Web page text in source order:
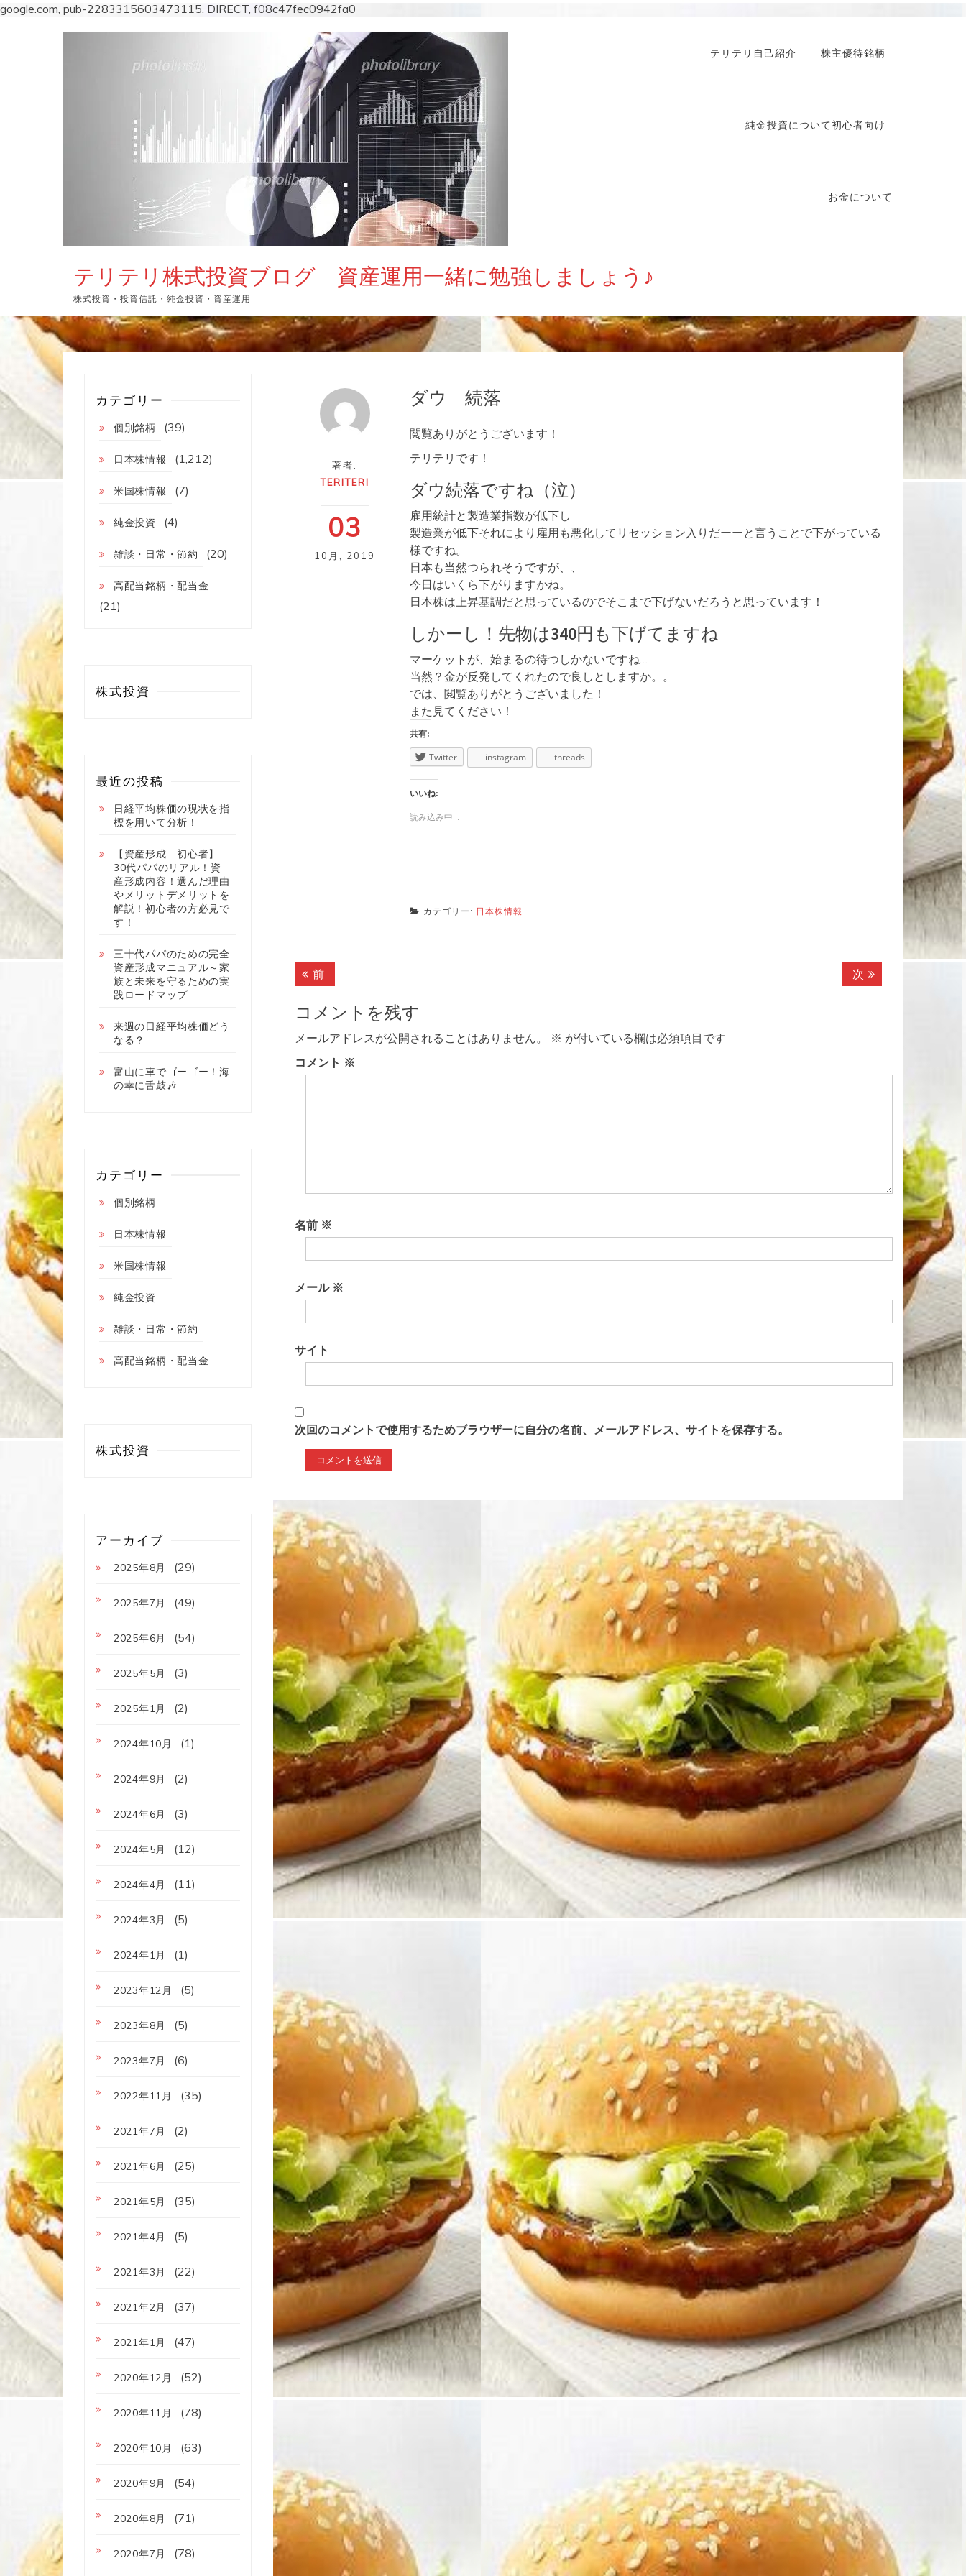
google.com, pub-2283315603473115, DIRECT, f08c47fec0942fa0
テリテリ株式投資ブログ 資産運用一緒に勉強しましょう♪
株式投資・投資信託・純金投資・資産運用
テリテリ自己紹介 株主優待銘柄
純金投資について初心者向け
お金について
著者:
TERITERI
03
10月 2019
ダウ 続落
閲覧ありがとうございます！
テリテリです！
ダウ続落ですね（泣）
雇用統計と製造業指数が低下し
製造業が低下それにより雇用も悪化してリセッション入りだーーと言うことで下がっている
様ですね。
日本も当然つられそうですが、、
今日はいくら下がりますかね。
日本株は上昇基調だと思っているのでそこまで下げないだろうと思っています！
しかーし！先物は340円も下げてますね
マーケットが、始まるの待つしかないですね…
当然？金が反発してくれたので良しとしますか。。
では、閲覧ありがとうございました！
また見てください！
共有:
Twitter instagram threads
いいね:
読み込み中...
カテゴリー: 日本株情報
投
ナ
ビ
ゲ
前前
の
記
次 次
の
コメントを残す
メールアドレスが公開されることはありません。 ※ が付いている欄は必須項目です
コメント ※
名前 ※
メール ※
サイト
次回のコメントで使用するためブラウザーに自分の名前、メールアドレス、サイトを保存する。
カテゴリー
個別銘柄 (39)
日本株情報 (1,212)
米国株情報 (7)
純金投資 (4)
雑談・日常・節約 (20)
高配当銘柄・配当金
(21)
株式投資
最近の投稿
日経平均株価の現状を指
標を用いて分析！
【資産形成 初心者】
30代パパのリアル！資
産形成内容！選んだ理由
やメリットデメリットを
解説！初心者の方必見で
す！
三十代パパのための完全
資産形成マニュアル～家
族と未来を守るための実
践ロードマップ
来週の日経平均株価どう
なる？
富山に車でゴーゴー！海
の幸に舌鼓🎶
カテゴリー
個別銘柄
日本株情報
米国株情報
純金投資
雑談・日常・節約
高配当銘柄・配当金
株式投資
アーカイブ
2025年8月 (29)
2025年7月 (49)
2025年6月 (54)
2025年5月 (3)
2025年1月 (2)
2024年10月 (1)
2024年9月 (2)
2024年6月 (3)
2024年5月 (12)
2024年4月 (11)
2024年3月 (5)
2024年1月 (1)
2023年12月 (5)
2023年8月 (5)
2023年7月 (6)
2022年11月 (35)
2021年7月 (2)
2021年6月 (25)
2021年5月 (35)
2021年4月 (5)
2021年3月 (22)
2021年2月 (37)
2021年1月 (47)
2020年12月 (52)
2020年11月 (78)
2020年10月 (63)
2020年9月 (54)
2020年8月 (71)
2020年7月 (78)